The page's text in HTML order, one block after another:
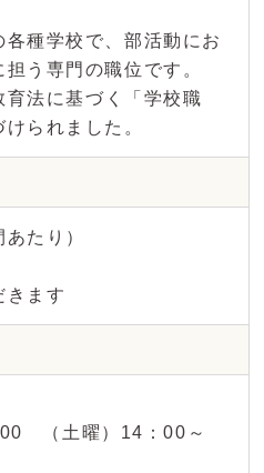
種学校で、部活動にお
う専門の職位です。
法に基づく「学校職
られました。
たり）
きます
00 （土曜）14：00～